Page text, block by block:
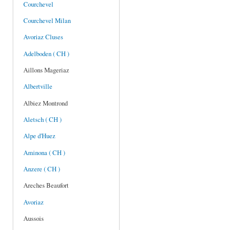
Courchevel
Courchevel Milan
Avoriaz Cluses
Adelboden ( CH )
Aillons Mageriaz
Albertville
Albiez Montrond
Aletsch ( CH )
Alpe d'Huez
Aminona ( CH )
Anzere ( CH )
Areches Beaufort
Avoriaz
Aussois